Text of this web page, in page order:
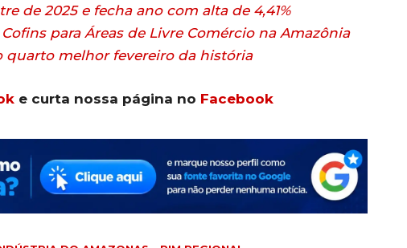
de 2025 e fecha ano com alta de 4,41%
para Áreas de Livre Comércio na Amazônia
quarto melhor fevereiro da história
e curta nossa página no Facebook